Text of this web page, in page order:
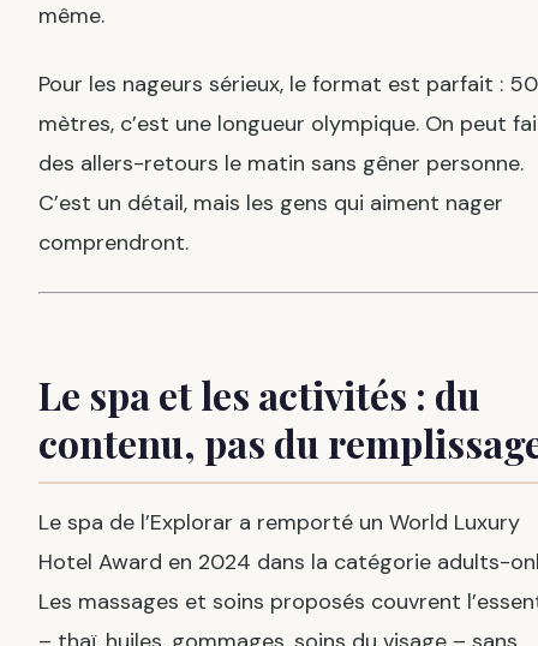
même.
Pour les nageurs sérieux, le format est parfait : 50
mètres, c’est une longueur olympique. On peut
des allers-retours le matin sans gêner personne.
C’est un détail, mais les gens qui aiment nager
comprendront.
Le spa et les activités : du
contenu, pas du
Le spa de l’Explorar a remporté un World Luxury
Hotel Award en 2024 dans la catégorie adults-
Les massages et soins proposés couvrent